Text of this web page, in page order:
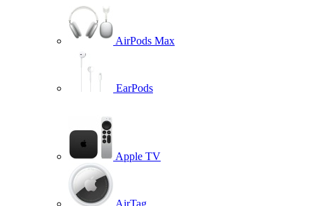
AirPods Max
EarPods
Apple TV